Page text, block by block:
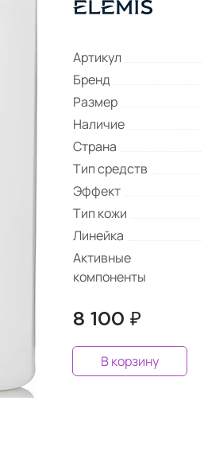
Артикул
Бренд
Размер
Наличие
Страна
Тип средств
Эффект
Тип кожи
Линейка
Активные
компоненты
8 100 ₽
В корзину